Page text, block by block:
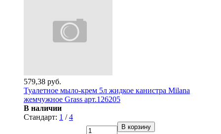
579,38 руб.
Туалетное мыло-крем 5л жидкое канистра Milana
жемчужное Grass арт.126205
В наличии
Стандарт: 1 /4
В корзину